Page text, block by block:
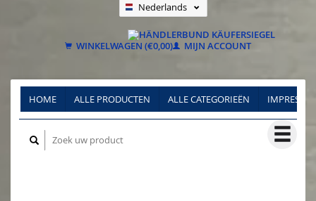
Nederlands
Français
WINKELWAGEN (€0,00) MIJN ACCOUNT
HOME ALLE PRODUCTEN ALLE CATEGORIEËN